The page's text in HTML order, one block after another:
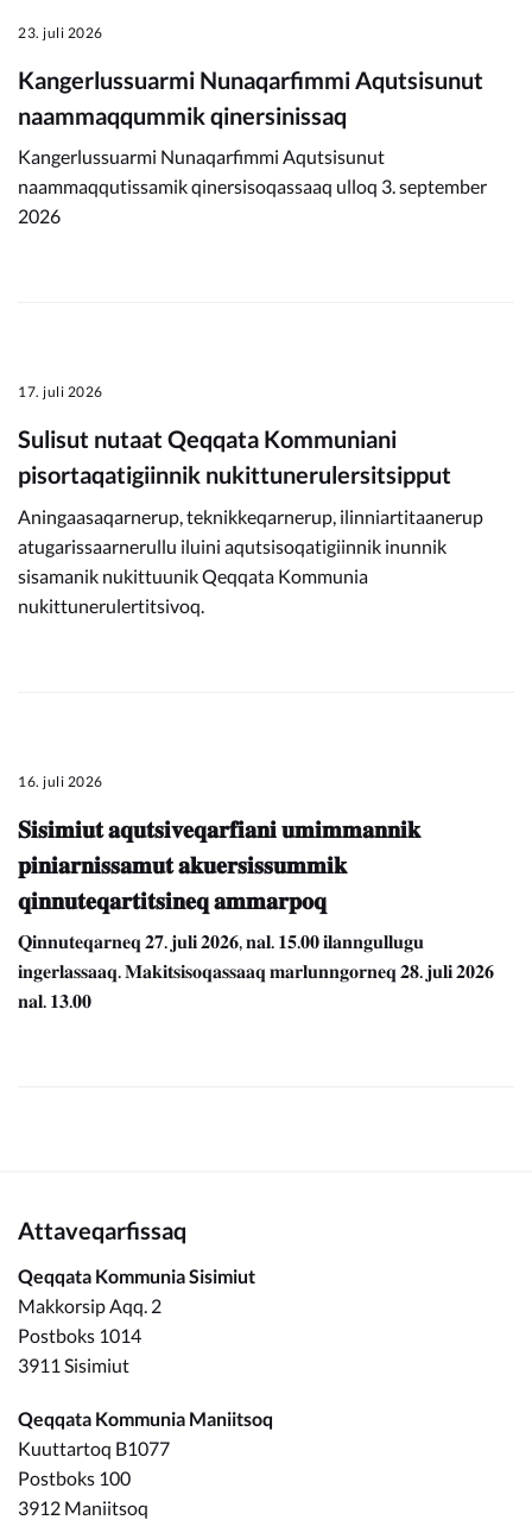
23. juli 2026
Kangerlussuarmi Nunaqarfimmi Aqutsisunut
naammaqqummik qinersinissaq
Kangerlussuarmi Nunaqarfimmi Aqutsisunut
naammaqqutissamik qinersisoqassaaq ulloq 3. september
2026
17. juli 2026
Sulisut nutaat Qeqqata Kommuniani
pisortaqatigiinnik nukittunerulersitsipput
Aningaasaqarnerup, teknikkeqarnerup, ilinniartitaanerup
atugarissaarnerullu iluini aqutsisoqatigiinnik inunnik
sisamanik nukittuunik Qeqqata Kommunia
nukittunerulertitsivoq.
16. juli 2026
𝐒𝐢𝐬𝐢𝐦𝐢𝐮𝐭 𝐚𝐪𝐮𝐭𝐬𝐢𝐯𝐞𝐪𝐚𝐫𝐟𝐢𝐚𝐧𝐢 𝐮𝐦𝐢𝐦𝐦𝐚𝐧𝐧𝐢𝐤
𝐩𝐢𝐧𝐢𝐚𝐫𝐧𝐢𝐬𝐬𝐚𝐦𝐮𝐭 𝐚𝐤𝐮𝐞𝐫𝐬𝐢𝐬𝐬𝐮𝐦𝐦𝐢𝐤
𝐪𝐢𝐧𝐧𝐮𝐭𝐞𝐪𝐚𝐫𝐭𝐢𝐭𝐬𝐢𝐧𝐞𝐪 𝐚𝐦𝐦𝐚𝐫𝐩𝐨𝐪
𝐐𝐢𝐧𝐧𝐮𝐭𝐞𝐪𝐚𝐫𝐧𝐞𝐪 𝟐𝟕. 𝐣𝐮𝐥𝐢 𝟐𝟎𝟐𝟔, 𝐧𝐚𝐥. 𝟏𝟓.𝟎𝟎 𝐢𝐥𝐚𝐧𝐧𝐠𝐮𝐥𝐥𝐮𝐠𝐮
𝐢𝐧𝐠𝐞𝐫𝐥𝐚𝐬𝐬𝐚𝐚𝐪. 𝐌𝐚𝐤𝐢𝐭𝐬𝐢𝐬𝐨𝐪𝐚𝐬𝐬𝐚𝐚𝐪 𝐦𝐚𝐫𝐥𝐮𝐧𝐧𝐠𝐨𝐫𝐧𝐞𝐪 𝟐𝟖. 𝐣𝐮𝐥𝐢 𝟐𝟎𝟐𝟔
𝐧𝐚𝐥. 𝟏𝟑.𝟎𝟎
Attaveqarfissaq
Qeqqata Kommunia Sisimiut
Makkorsip Aqq. 2
Postboks 1014
3911 Sisimiut
Qeqqata Kommunia Maniitsoq
Kuuttartoq B1077
Postboks 100
3912 Maniitsoq